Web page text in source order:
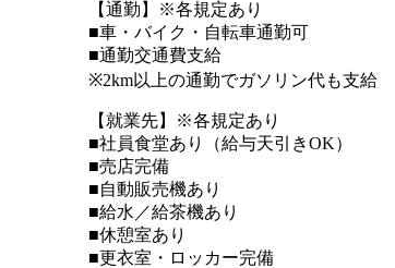
【通勤】※各規定あり
■車・バイク・自転車通勤可
■通勤交通費支給
※2km以上の通勤でガソリン代も支給
【就業先】※各規定あり
■社員食堂あり（給与天引きOK）
■売店完備
■自動販売機あり
■給水／給茶機あり
■休憩室あり
■更衣室・ロッカー完備